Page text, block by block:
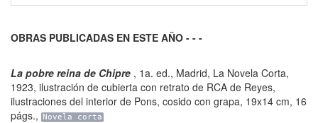
OBRAS PUBLICADAS EN ESTE AÑO - - -
La pobre reina de Chipre , 1a. ed., Madrid, La Novela Corta,
1923, ilustración de cubierta con retrato de RCA de Reyes,
ilustraciones del interior de Pons, cosido con grapa, 19x14 cm, 16
págs., Novela corta